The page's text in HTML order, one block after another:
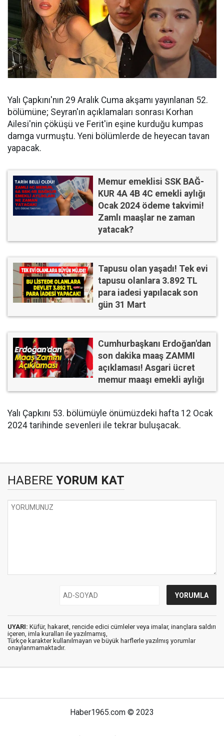
Yalı Çapkını'nın 29 Aralık Cuma akşamı yayınlanan 52.
bölümüne; Seyran'ın açıklamaları sonrası Korhan
Ailesi'nin çöküşü ve Ferit'in eşine kurduğu kumpas
damga vurmuştu. Yeni bölümlerde de heyecan tavan
yapacak.
Memur emeklisi SSK BAĞ-
KUR 4A 4B 4C emekli aylığı
Ocak 2024 ödeme takvimi!
Zamlı maaşlar ne zaman
yatacak?
Tapusu olan yaşadı! Tek evi
tapusu olanlara 3.892 TL
para iadesi yapılacak son
gün 31 Mart
Cumhurbaşkanı Erdoğan'dan
son dakika maaş ZAMMI
açıklaması! Asgari ücret
memur maaşı emekli aylığı
Yalı Çapkını 53. bölümüyle önümüzdeki hafta 12 Ocak
2024 tarihinde sevenleri ile tekrar buluşacak.
HABERE YORUM KAT
UYARI: Küfür, hakaret, rencide edici cümleler veya imalar, inançlara saldırı
içeren, imla kuralları ile yazılmamış,
Türkçe karakter kullanılmayan ve büyük harflerle yazılmış yorumlar
onaylanmamaktadır.
Haber1965.com © 2023